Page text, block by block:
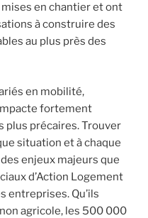
en chantier et ont
à construire des
au plus près des
en mobilité,
fortement
plus précaires. Trouver
situation et à chaque
enjeux majeurs que
d’Action Logement
entreprises. Qu’ils
agricole, les 500 000